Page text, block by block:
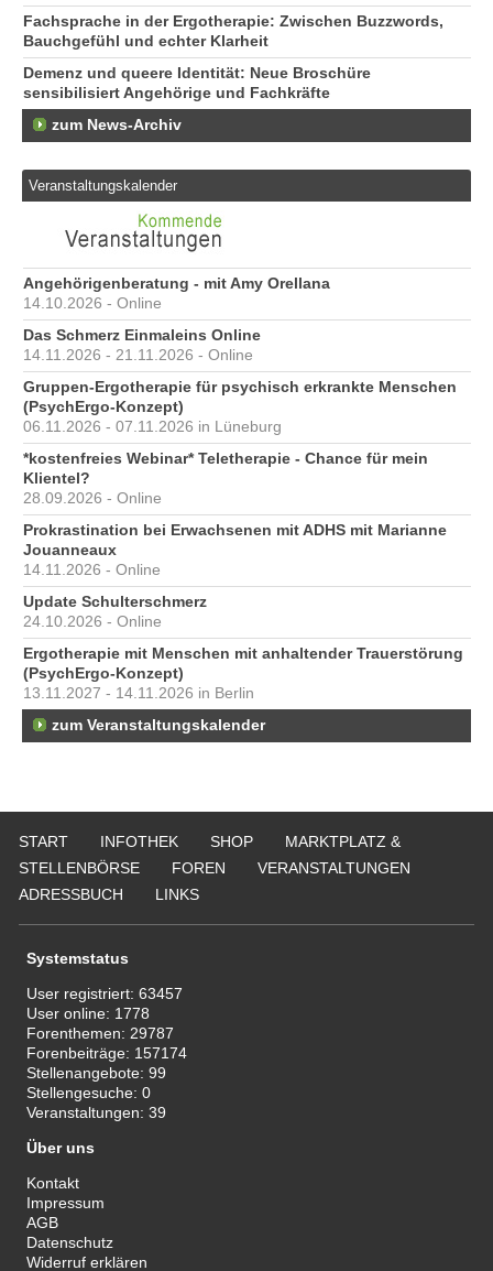
Fachsprache in der Ergotherapie: Zwischen Buzzwords,
Bauchgefühl und echter Klarheit
Demenz und queere Identität: Neue Broschüre
sensibilisiert Angehörige und Fachkräfte
zum News-Archiv
Veranstaltungskalender
Angehörigenberatung - mit Amy Orellana
14.10.2026 - Online
Das Schmerz Einmaleins Online
14.11.2026 - 21.11.2026 - Online
Gruppen-Ergotherapie für psychisch erkrankte Menschen
(PsychErgo-Konzept)
06.11.2026 - 07.11.2026 in Lüneburg
*kostenfreies Webinar* Teletherapie - Chance für mein
Klientel?
28.09.2026 - Online
Prokrastination bei Erwachsenen mit ADHS mit Marianne
Jouanneaux
14.11.2026 - Online
Update Schulterschmerz
24.10.2026 - Online
Ergotherapie mit Menschen mit anhaltender Trauerstörung
(PsychErgo-Konzept)
13.11.2027 - 14.11.2026 in Berlin
zum Veranstaltungskalender
START INFOTHEK SHOP
MARKTPLATZ &
STELLENBÖRSE
FOREN
VERANSTALTUNGEN
ADRESSBUCH
LINKS
Systemstatus
User registriert:63457
User online: 1778
Forenthemen: 29787
Forenbeiträge: 157174
Stellenangebote:99
Stellengesuche:0
Veranstaltungen:39
Über uns
Kontakt
Impressum
AGB
Datenschutz
Widerruf erklären